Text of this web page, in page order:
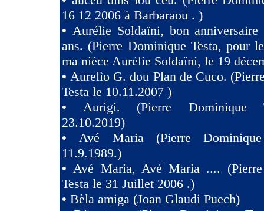
16 12 2006 à Barbaraou . )
• Aurélie Soldaïni, bon
ans. (Pierre Dominique Testa, pour
ma nièce Aurélie Soldaïni, le 19
•Aurelìo G. dou Plan de Cuco.
Testa le 10.11.2007 )
•Aurìgi. (Pierre Dominique
23.10.2019)
•Avé Maria (Pierre
11.9.1989.)
•Avé Maria, Avé Maria ....
Testa le 31 Juillet 2006 .)
• Bèla amiga (Joan Glaudi Puech)